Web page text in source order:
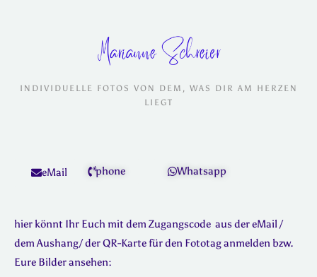
INDIVIDUELLE FOTOS VON DEM, WAS DIR AM HERZEN
LIEGT
eMail phone Whatsapp
hier könnt Ihr Euch mit dem Zugangscode aus der eMail /
dem Aushang/ der QR-Karte für den Fototag anmelden bzw.
Eure Bilder ansehen: